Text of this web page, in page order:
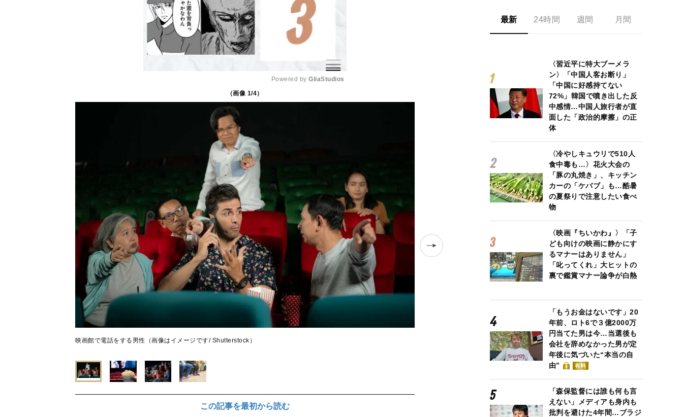
Powered by GliaStudios
（画像 1/4）
映画館で電話をする男性（画像はイメージです/ Shutterstock） ポップコーンですらダメという人もいるが…（画像/ Shutterstock）
この記事を最初から読む
最新 24時間 週間 月間
〈習近平に特大ブーメラ
ン〉「中国人客お断り」
「中国に好感持てない
72%」韓国で噴き出した反
中感情…中国人旅行者が直
面した「政治的摩擦」の正
体
〈冷やしキュウリで510人
食中毒も…〉花火大会の
「豚の丸焼き」、キッチン
カーの「ケバブ」も…酷暑
の夏祭りで注意したい食べ
物
〈映画『ちいかわ』〉「子
ども向けの映画に静かにす
るマナーはありません」
「叱ってくれ」大ヒットの
裏で鑑賞マナー論争が白熱
「もうお金はないです」20
年前、ロト6で３億2000万
円当てた男は今…当選後も
会社を辞めなかった男が定
年後に気づいた“本当の自
由”
有料
「森保監督には誰も何も言
えない」メディアも身内も
批判を避けた4年間…ブラジ